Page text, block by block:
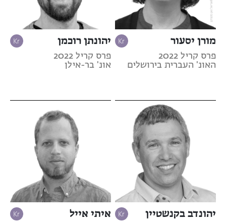
מורן יסעור
פרס קריל 2022
האונ' העברית בירושלים
יהונתן רוכמן
פרס קריל 2022
אונ' בר-אילן
יהונדב בקנשטיין איתי אייל